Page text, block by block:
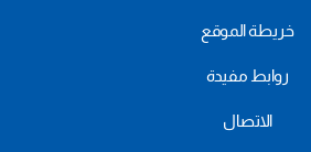
خريطة الموقع
روابط مفيدة
الاتصال